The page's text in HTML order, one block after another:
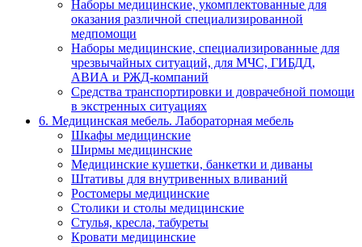
Наборы медицинские, укомплектованные для
оказания различной специализированной
медпомощи
Наборы медицинские, специализированные для
чрезвычайных ситуаций, для МЧС, ГИБДД,
АВИА и РЖД-компаний
Средства транспортировки и доврачебной помощи
в экстренных ситуациях
6. Медицинская мебель. Лабораторная мебель
Шкафы медицинские
Ширмы медицинские
Медицинские кушетки, банкетки и диваны
Штативы для внутривенных вливаний
Ростомеры медицинские
Столики и столы медицинские
Стулья, кресла, табуреты
Кровати медицинские